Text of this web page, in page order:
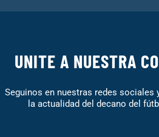
UNITE A NUESTRA
Seguinos en nuestras redes sociales
la actualidad del decano del